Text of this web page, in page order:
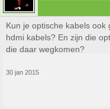
Kun je optische kabels
hdmi kabels? En zijn die
die daar wegkomen?
30 jan 2015